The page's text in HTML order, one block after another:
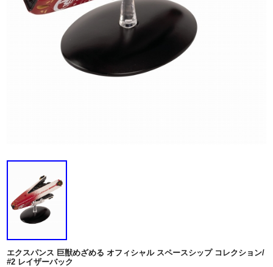
エクスパンス 巨獣めざめる オフィシャル スペースシップ コレクション/
#2 レイザーバック